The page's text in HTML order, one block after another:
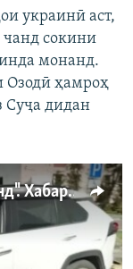
украинӣ аст,
чанд сокини
монанд.
Озодӣ ҳамроҳ
Суҷа дидан
Дар Суҷа "занону пирон мондаанд". Хабарнигор чӣ дид?